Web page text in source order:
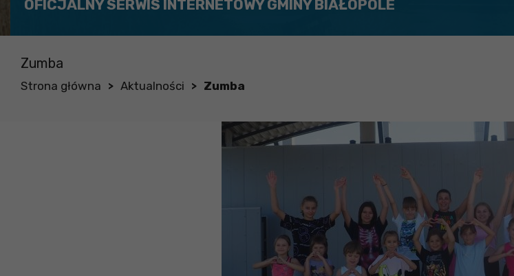
OFICJALNY SERWIS INTERNETOWY GMINY BIAŁOPOLE
Zumba
Strona główna > Aktualności > Zumba